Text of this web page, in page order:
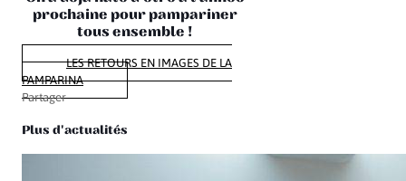
prochaine pour pampariner
tous ensemble !
LES RETOURS EN IMAGES DE LA
PAMPARINA
Partager
Plus d'actualités